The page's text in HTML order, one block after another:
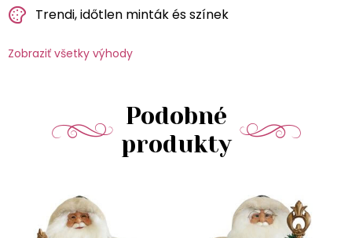
Trendi, időtlen minták és színek
Zobraziť všetky výhody
Podobné
produkty